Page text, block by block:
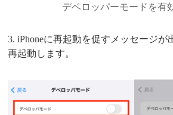
デベロッパーモードを有
3. iPhoneに再起動を促すメッセージが
再起動します。